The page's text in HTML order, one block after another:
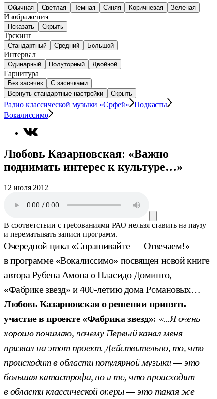
Обычная Светлая Темная Синяя Коричневая Зеленая
Изображения
Показать Скрыть
Трекинг
Стандартный Средний Большой
Интервал
Одинарный Полуторный Двойной
Гарнитура
Без засечек
С засечками
Вернуть стандартные настройки
Скрыть
Радио классической музыки «Орфей»
Подкасты
Вокалиссимо
Любовь Казарновская: «Важно
поднимать интерес к культуре…»
12 июля 2012
В соответствии с требованиями РАО нельзя ставить на паузу
и перематывать записи программ.
Очередной цикл «Спрашивайте — Отвечаем!»
в программе «Вокалиссимо» посвящен новой книге
автора Рубена Амона о Пласидо Доминго,
«Фабрике звезд» и 400-летию дома Романовых…
Любовь Казарновская о решении принять
участие в проекте «Фабрика звезд»: «...Я очень
хорошо понимаю, почему Первый канал меня
призвал на этот проект. Действительно, то, что
происходит в области популярной музыки — это
большая катастрофа, но и то, что происходит
в области классической оперы — это такая же